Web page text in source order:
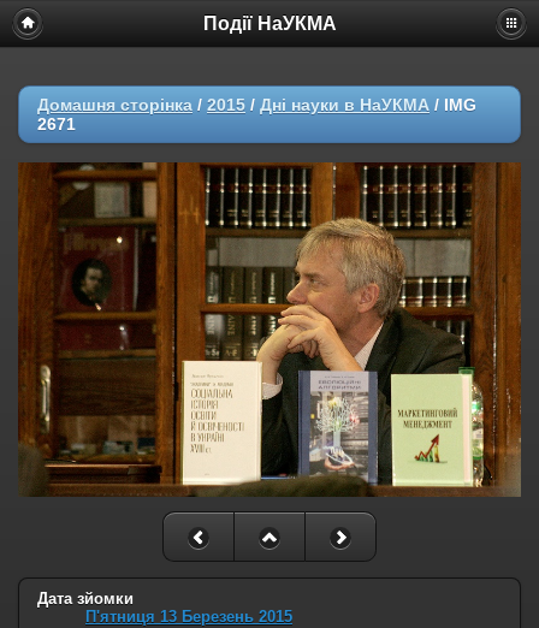
Події НаУКМА
Домашня сторінка / 2015 / Дні науки в НаУКМА / IMG
2671
Дата зйомки
П'ятниця 13 Березень 2015